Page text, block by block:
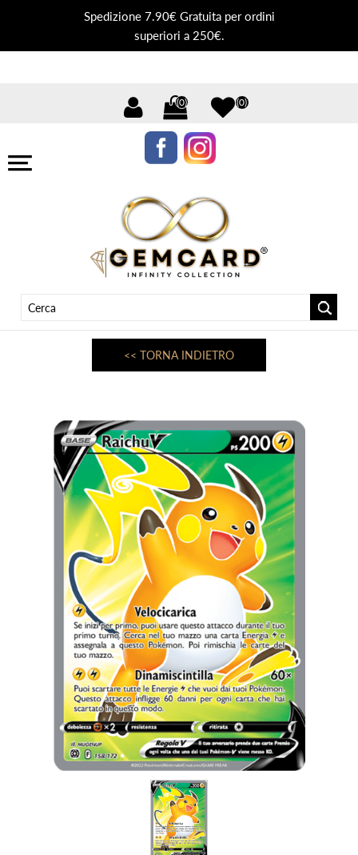
Spedizione 7.90€ Gratuita per ordini
superiori a 250€.
(0) (0)
<< TORNA INDIETRO